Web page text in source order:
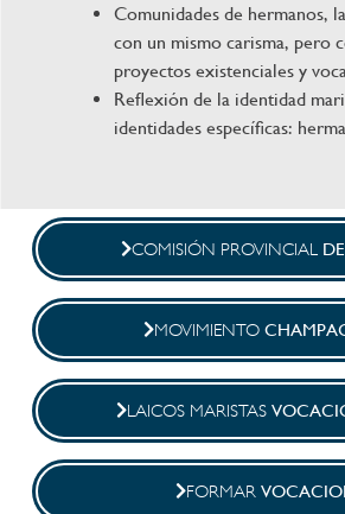
Comunidades de hermanos,
con un mismo carisma, pero
proyectos existenciales y
Reflexión de la identidad
identidades específicas:
COMISIÓN PROVINCIAL
MOVIMIENTO
LAICOS MARISTAS
FORMAR